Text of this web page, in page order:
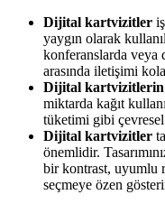
Dijital kartvizitler
yaygın olarak
konferanslarda
arasında iletişimi
Dijital kartvizitlerin
miktarda kağıt
tüketimi gibi çevresel
Dijital kartvizitler
önemlidir.
bir kontrast, uyumlu
seçmeye özen